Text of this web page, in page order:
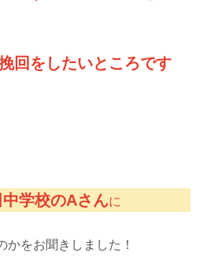
回をしたいところです
中学校のAさんに
かをお聞きしました！